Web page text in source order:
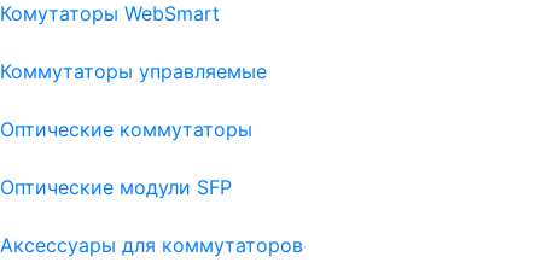
Комутаторы WebSmart
Коммутаторы управляемые
Оптические коммутаторы
Оптические модули SFP
Аксессуары для коммутаторов